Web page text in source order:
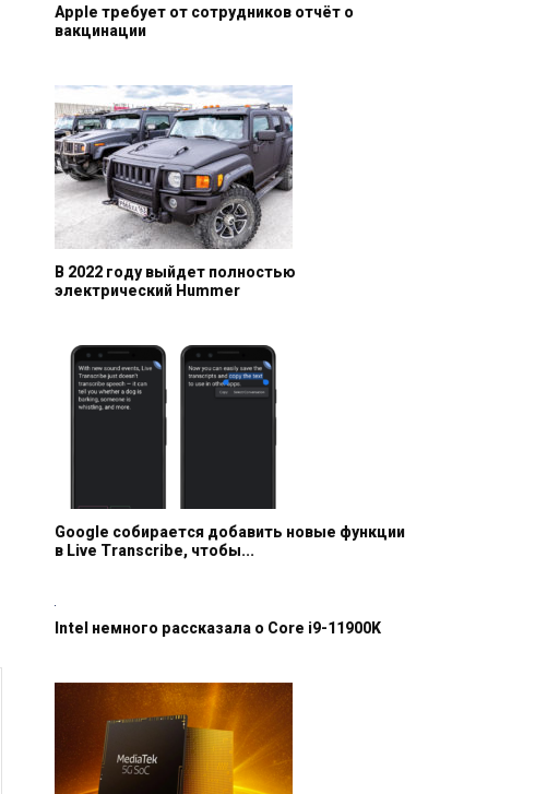
Apple требует от сотрудников отчёт о
вакцинации
В 2022 году выйдет полностью
электрический Hummer
Google собирается добавить новые функции
в Live Transcribe, чтобы...
Intel немного рассказала о Core i9-11900K